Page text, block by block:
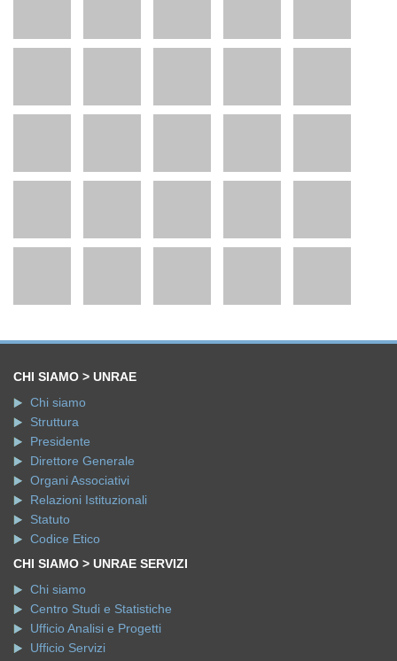
CHI SIAMO > UNRAE
Chi siamo
Struttura
Presidente
Direttore Generale
Organi Associativi
Relazioni Istituzionali
Statuto
Codice Etico
CHI SIAMO > UNRAE SERVIZI
Chi siamo
Centro Studi e Statistiche
Ufficio Analisi e Progetti
Ufficio Servizi